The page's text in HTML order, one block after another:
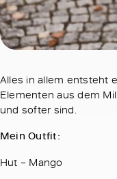
Alles in allem entsteht
Elementen aus dem
und softer sind.
Mein Outfit:
Hut – Mango